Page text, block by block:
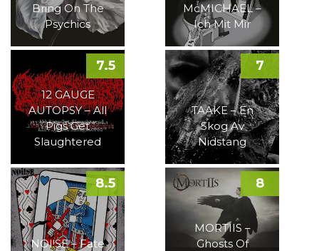
Bring On The
Psychics
McMICHAEL –
Ich Mit Mir
12 GAUGE
AUTOPSY – All
Pigs Get
Slaughtered
7.5
TAAKE – En
Skog Av
Nidstang
7
NOI!SE – Fate
8.5
MORTIIS –
Ghosts Of
8